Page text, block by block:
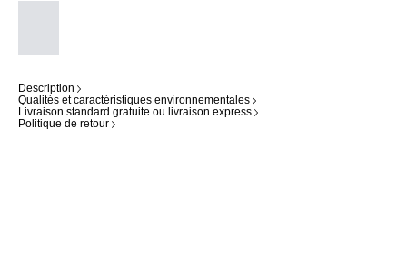
Description
Qualités et caractéristiques environnementales
Livraison standard gratuite ou livraison express
Politique de retour